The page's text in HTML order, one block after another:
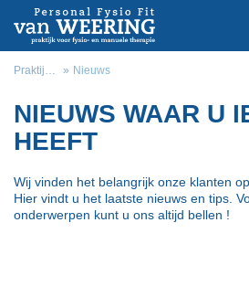
Praktijk van Weering Nieuws
NIEUWS WAAR U
HEEFT
Wij vinden het belangrijk onze klanten
Hier vindt u het laatste nieuws en tips.
onderwerpen kunt u ons altijd bellen !